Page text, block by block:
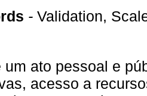
- Validation,
um ato pessoal e
acesso a